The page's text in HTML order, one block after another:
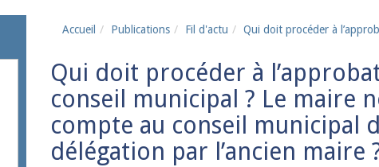
Accueil Publications Fil d'actu Qui doit procéder à
Qui doit procéder à
conseil municipal ? Le maire
compte au conseil municipal
délégation par l’ancien maire